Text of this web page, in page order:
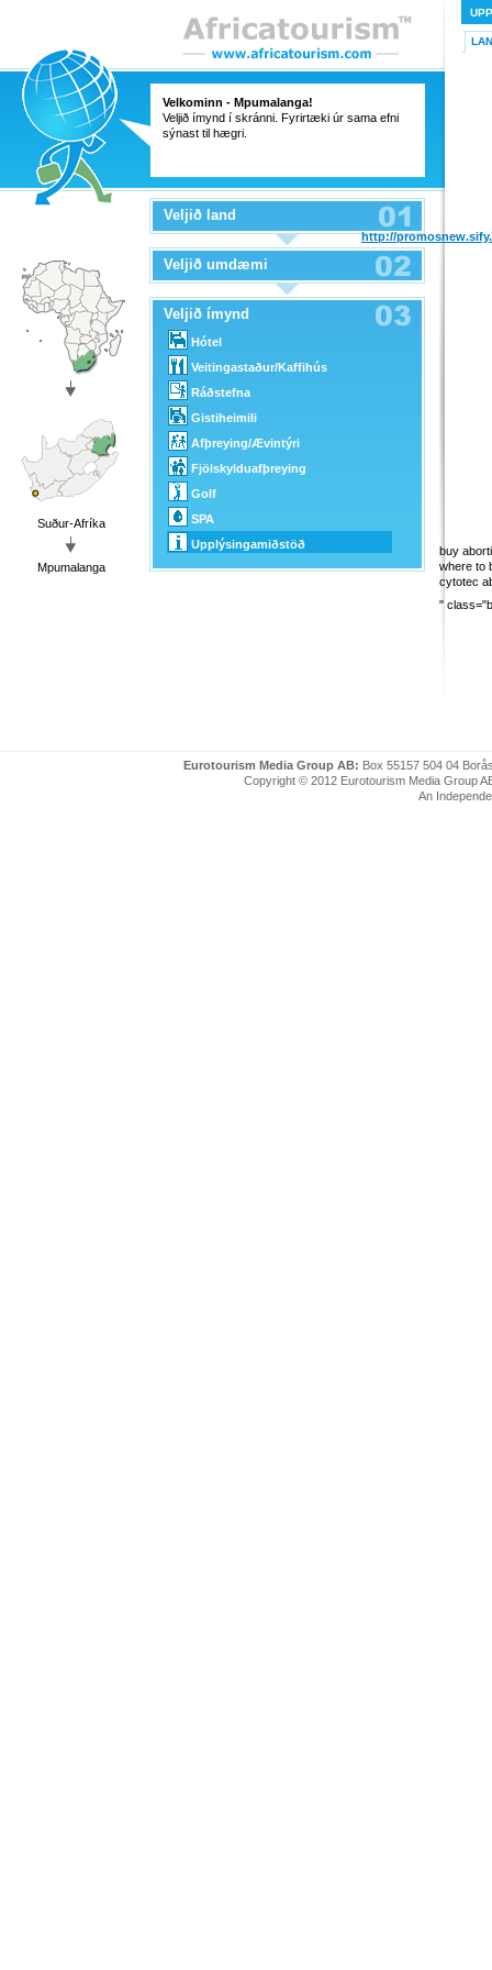
Velkominn - Mpumalanga!
Veljið ímynd í skránni. Fyrirtæki úr sama efni
sýnast til hægri.
Suður-Afríka
Mpumalanga
Veljið land
Veljið umdæmi
Veljið ímynd
Hótel
Veitingastaður/Kaffihús
Ráðstefna
Gistiheimili
Afþreying/Ævintýri
Fjölskylduafþreying
Golf
SPA
Upplýsingamiðstöð
http://
buy
where to
cytotec
"
Eurotourism Media Group AB: Box 55157 504 04
Copyright © 2012 Eurotourism Media Group
An